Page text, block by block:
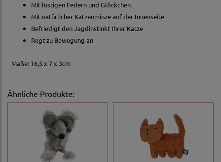
Mit lustigen Federn und Glöckchen
Mit natürlicher Katzenminze auf der Innenseite
Befriedigt den Jagdinstinkt Ihrer Katze
Regt zu Bewegung an
Maße: 16,5 x 7 x 3cm
Ähnliche Produkte: